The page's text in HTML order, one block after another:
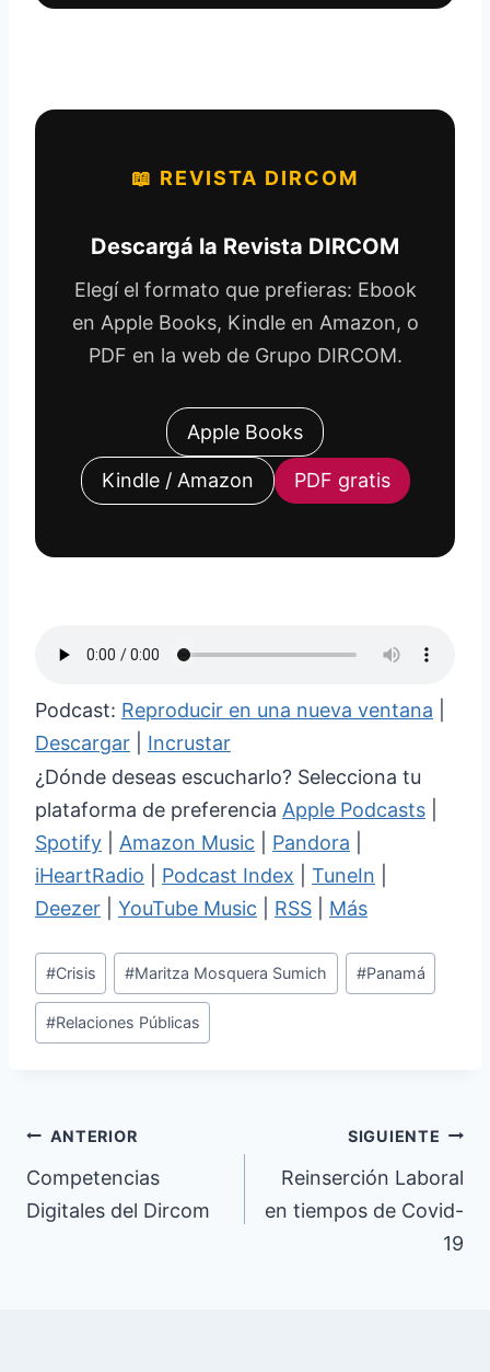
📖 REVISTA DIRCOM
Descargá la Revista DIRCOM
Elegí el formato que prefieras: Ebook
en Apple Books, Kindle en Amazon, o
PDF en la web de Grupo DIRCOM.
Apple Books
Kindle / Amazon PDF gratis
Podcast: Reproducir en una nueva ventana
Descargar
Incrustar
¿Dónde deseas escucharlo? Selecciona tu
plataforma de preferencia Apple Podcasts
Spotify
Amazon Music Pandora
iHeartRadio
Podcast Index TuneIn
Deezer
YouTube Music RSS Más
Etiquetas
de
la
#Crisis #Maritza Mosquera Sumich #Panamá
#Relaciones Públicas
Navegación
de
entradas
ANTERIOR
Competencias
Digitales del Dircom
SIGUIENTE
Reinserción Laboral
en tiempos de Covid-
19